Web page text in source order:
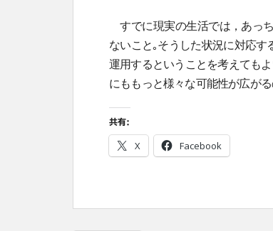
すでに現実の生活では，あっ
ないこと｡そうした状況に対応
運用するということを考えても
にももっと様々な可能性が広が
共有:
X Facebook